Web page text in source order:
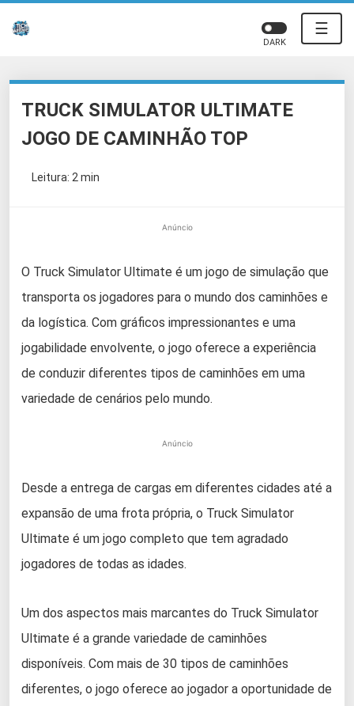
☰
DARK
TRUCK SIMULATOR ULTIMATE
JOGO DE CAMINHÃO TOP
Leitura: 2 min
Anúncio
O Truck Simulator Ultimate é um jogo de simulação que
transporta os jogadores para o mundo dos caminhões e
da logística. Com gráficos impressionantes e uma
jogabilidade envolvente, o jogo oferece a experiência
de conduzir diferentes tipos de caminhões em uma
variedade de cenários pelo mundo.
Anúncio
Desde a entrega de cargas em diferentes cidades até a
expansão de uma frota própria, o Truck Simulator
Ultimate é um jogo completo que tem agradado
jogadores de todas as idades.
Um dos aspectos mais marcantes do Truck Simulator
Ultimate é a grande variedade de caminhões
disponíveis. Com mais de 30 tipos de caminhões
diferentes, o jogo oferece ao jogador a oportunidade de